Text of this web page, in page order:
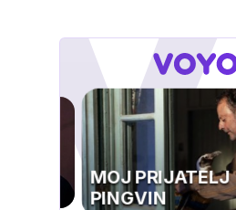
UEFA
SUPERPOKAL